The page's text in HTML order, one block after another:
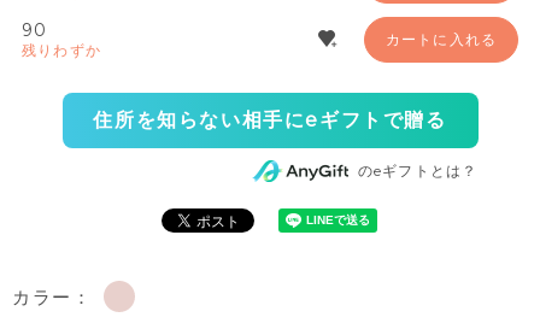
90
残りわずか
カートに入れる
住所を知らない相手にeギフトで贈る
のeギフトとは？
カラー：